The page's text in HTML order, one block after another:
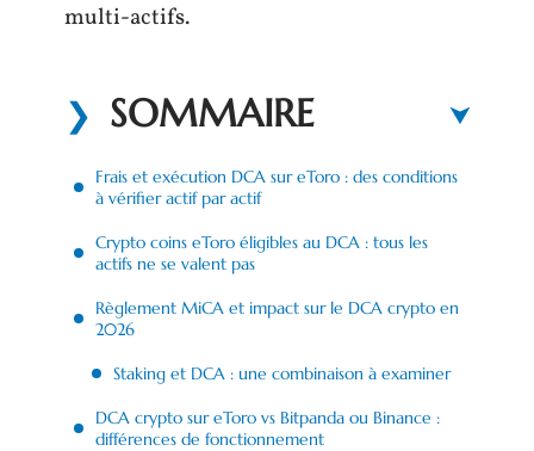
multi-actifs.
SOMMAIRE
Frais et exécution DCA sur eToro : des conditions
à vérifier actif par actif
Crypto coins eToro éligibles au DCA : tous les
actifs ne se valent pas
Règlement MiCA et impact sur le DCA crypto en
2026
Staking et DCA : une combinaison à examiner
DCA crypto sur eToro vs Bitpanda ou Binance :
différences de fonctionnement